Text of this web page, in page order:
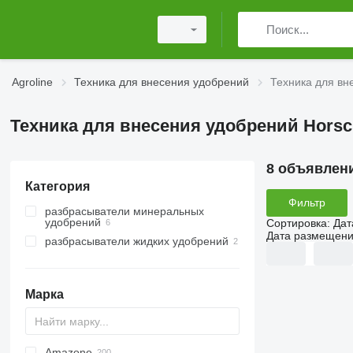
Agroline Техника для внесения удобрений Техника для
Техника для внесения удобрений
Категория
разбрасыватели минеральных
удобрений
разбрасыватели удобрений
разбрасыватели жидких удобрений
Марка
8
Фильтр
Сортировка:
Дата